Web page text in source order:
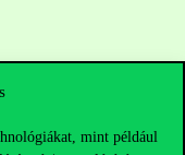
mint például